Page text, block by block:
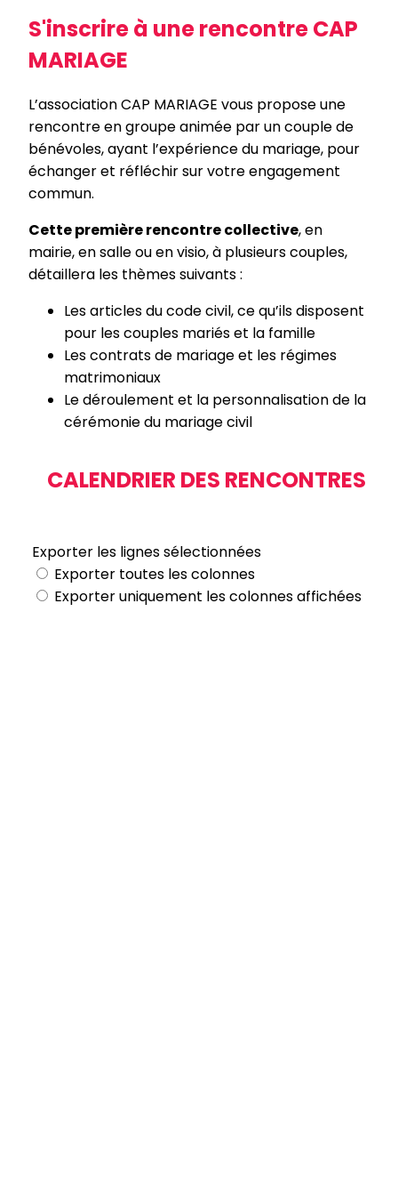
S'inscrire à une rencontre CAP
MARIAGE
L’association CAP MARIAGE vous propose une
rencontre en groupe animée par un couple de
bénévoles, ayant l’expérience du mariage, pour
échanger et réfléchir sur votre engagement
commun.
Cette première rencontre collective, en
mairie, en salle ou en visio, à plusieurs couples,
détaillera les thèmes suivants :
Les articles du code civil, ce qu’ils disposent
pour les couples mariés et la famille
Les contrats de mariage et les régimes
matrimoniaux
Le déroulement et la personnalisation de la
cérémonie du mariage civil
CALENDRIER DES RENCONTRES